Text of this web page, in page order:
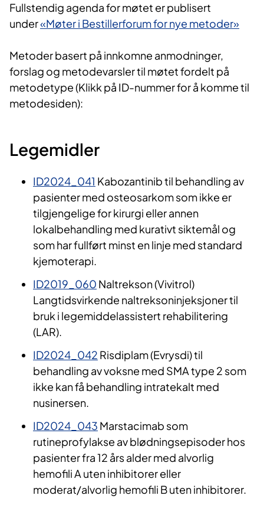
Fullstendig agenda for møtet er publisert
under«Møter i Bestillerforum for nye metoder»
Metoder basert på innkomne anmodninger,
forslag og metodevarsler til møtet fordelt på
metodetype (Klikk på ID-nummer for å komme til
metodesiden):
Legemidler
ID2024_041 Kabozantinib til behandling av
pasienter med osteosarkom som ikke er
tilgjengelige for kirurgi eller annen
lokalbehandling med kurativt siktemål og
som har fullført minst en linje med standard
kjemoterapi.
ID2019_060 Naltrekson (Vivitrol)
Langtidsvirkende naltreksoninjeksjoner til
bruk i legemiddelassistert rehabilitering
(LAR).
ID2024_042 Risdiplam (Evrysdi) til
behandling av voksne med SMA type 2 som
ikke kan få behandling intratekalt med
nusinersen.
ID2024_043 Marstacimab som
rutineprofylakse av blødningsepisoder hos
pasienter fra 12 års alder med alvorlig
hemofili A uten inhibitorer eller
moderat/alvorlig hemofili B uten inhibitorer.